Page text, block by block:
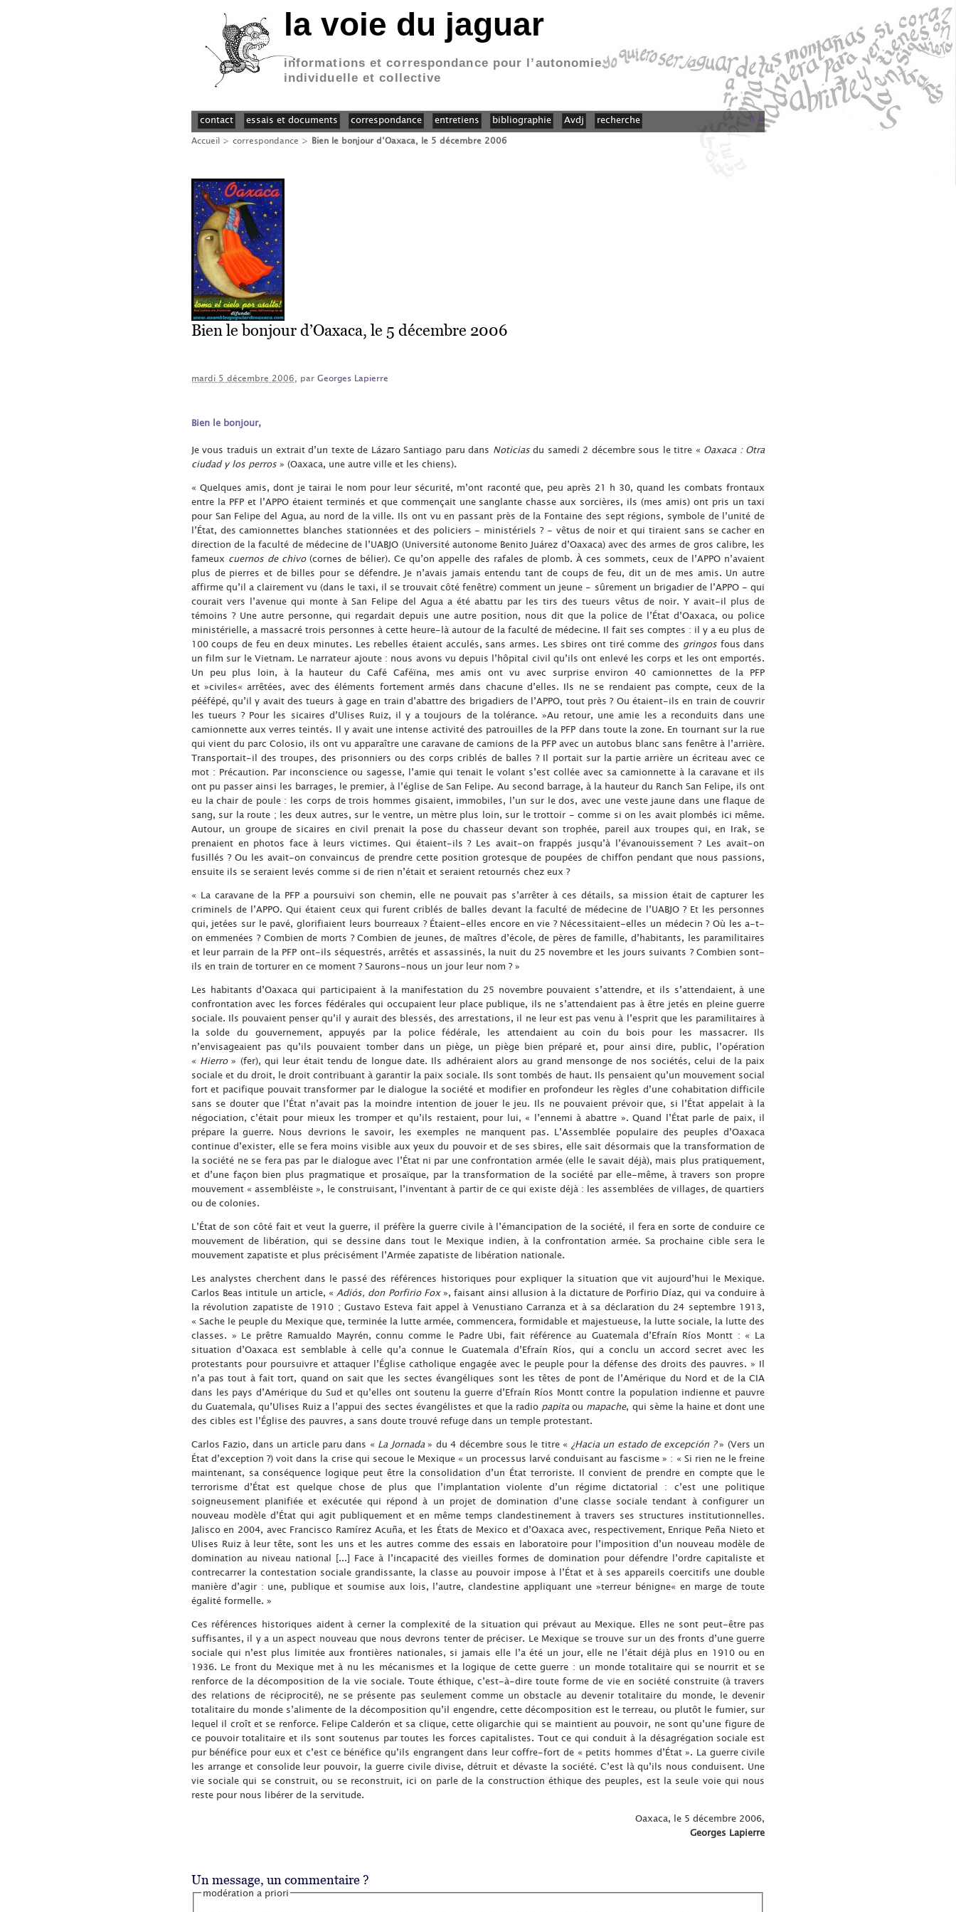
la voie du jaguar
informations et correspondance pour l’autonomie
individuelle et collective
contact essais et documents correspondance entretiens bibliographie Avdj recherche a b
Accueil> correspondance > Bien le bonjour d’Oaxaca, le 5 décembre 2006
Bien le bonjour d’Oaxaca, le 5 décembre 2006
mardi 5 décembre 2006, par Georges Lapierre
Bien le bonjour,
Je vous traduis un extrait d’un texte de Lázaro Santiago paru dans Noticiasdu samedi 2 décembre sous le titre « Oaxaca : Otra
ciudad y los perros» (Oaxaca, une autre ville et les chiens).
« Quelques amis, dont je tairai le nom pour leur sécurité, m’ont raconté que, peu après 21 h 30, quand les combats frontaux
entre la PFP et l’APPO étaient terminés et que commençait une sanglante chasse aux sorcières, ils (mes amis) ont pris un taxi
pour San Felipe del Agua, au nord de la ville. Ils ont vu en passant près de la Fontaine des sept régions, symbole de l’unité de
l’État, des camionnettes blanches stationnées et des policiers - ministériels ? - vêtus de noir et qui tiraient sans se cacher en
direction de la faculté de médecine de l’UABJO (Université autonome Benito Juárez d’Oaxaca) avec des armes de gros calibre, les
fameux cuernos de chivo(cornes de bélier). Ce qu’on appelle des rafales de plomb. À ces sommets, ceux de l’APPO n’avaient
plus de pierres et de billes pour se défendre. Je n’avais jamais entendu tant de coups de feu, dit un de mes amis. Un autre
affirme qu’il a clairement vu (dans le taxi, il se trouvait côté fenêtre) comment un jeune - sûrement un brigadier de l’APPO - qui
courait vers l’avenue qui monte à San Felipe del Agua a été abattu par les tirs des tueurs vêtus de noir. Y avait-il plus de
témoins ? Une autre personne, qui regardait depuis une autre position, nous dit que la police de l’État d’Oaxaca, ou police
ministérielle, a massacré trois personnes à cette heure-là autour de la faculté de médecine. Il fait ses comptes : il y a eu plus de
100 coups de feu en deux minutes. Les rebelles étaient acculés, sans armes. Les sbires ont tiré comme des gringosfous dans
un film sur le Vietnam. Le narrateur ajoute : nous avons vu depuis l’hôpital civil qu’ils ont enlevé les corps et les ont emportés.
Un peu plus loin, à la hauteur du Café Caféïna, mes amis ont vu avec surprise environ 40 camionnettes de la PFP
et »civiles« arrêtées, avec des éléments fortement armés dans chacune d’elles. Ils ne se rendaient pas compte, ceux de la
pééfépé, qu’il y avait des tueurs à gage en train d’abattre des brigadiers de l’APPO, tout près ? Ou étaient-ils en train de couvrir
les tueurs ? Pour les sicaires d’Ulises Ruiz, il y a toujours de la tolérance. »Au retour, une amie les a reconduits dans une
camionnette aux verres teintés. Il y avait une intense activité des patrouilles de la PFP dans toute la zone. En tournant sur la rue
qui vient du parc Colosio, ils ont vu apparaître une caravane de camions de la PFP avec un autobus blanc sans fenêtre à l’arrière.
Transportait-il des troupes, des prisonniers ou des corps criblés de balles ? Il portait sur la partie arrière un écriteau avec ce
mot : Précaution. Par inconscience ou sagesse, l’amie qui tenait le volant s’est collée avec sa camionnette à la caravane et ils
ont pu passer ainsi les barrages, le premier, à l’église de San Felipe. Au second barrage, à la hauteur du Ranch San Felipe, ils ont
eu la chair de poule : les corps de trois hommes gisaient, immobiles, l’un sur le dos, avec une veste jaune dans une flaque de
sang, sur la route ; les deux autres, sur le ventre, un mètre plus loin, sur le trottoir - comme si on les avait plombés ici même.
Autour, un groupe de sicaires en civil prenait la pose du chasseur devant son trophée, pareil aux troupes qui, en Irak, se
prenaient en photos face à leurs victimes. Qui étaient-ils ? Les avait-on frappés jusqu’à l’évanouissement ? Les avait-on
fusillés ? Ou les avait-on convaincus de prendre cette position grotesque de poupées de chiffon pendant que nous passions,
ensuite ils se seraient levés comme si de rien n’était et seraient retournés chez eux ?
« La caravane de la PFP a poursuivi son chemin, elle ne pouvait pas s’arrêter à ces détails, sa mission était de capturer les
criminels de l’APPO. Qui étaient ceux qui furent criblés de balles devant la faculté de médecine de l’UABJO ? Et les personnes
qui, jetées sur le pavé, glorifiaient leurs bourreaux ? Étaient-elles encore en vie ? Nécessitaient-elles un médecin ? Où les a-t-
on emmenées ? Combien de morts ? Combien de jeunes, de maîtres d’école, de pères de famille, d’habitants, les paramilitaires
et leur parrain de la PFP ont-ils séquestrés, arrêtés et assassinés, la nuit du 25 novembre et les jours suivants ? Combien sont-
ils en train de torturer en ce moment ? Saurons-nous un jour leur nom ? »
Les habitants d’Oaxaca qui participaient à la manifestation du 25 novembre pouvaient s’attendre, et ils s’attendaient, à une
confrontation avec les forces fédérales qui occupaient leur place publique, ils ne s’attendaient pas à être jetés en pleine guerre
sociale. Ils pouvaient penser qu’il y aurait des blessés, des arrestations, il ne leur est pas venu à l’esprit que les paramilitaires à
la solde du gouvernement, appuyés par la police fédérale, les attendaient au coin du bois pour les massacrer. Ils
n’envisageaient pas qu’ils pouvaient tomber dans un piège, un piège bien préparé et, pour ainsi dire, public, l’opération
« Hierro» (fer), qui leur était tendu de longue date. Ils adhéraient alors au grand mensonge de nos sociétés, celui de la paix
sociale et du droit, le droit contribuant à garantir la paix sociale. Ils sont tombés de haut. Ils pensaient qu’un mouvement social
fort et pacifique pouvait transformer par le dialogue la société et modifier en profondeur les règles d’une cohabitation difficile
sans se douter que l’État n’avait pas la moindre intention de jouer le jeu. Ils ne pouvaient prévoir que, si l’État appelait à la
négociation, c’était pour mieux les tromper et qu’ils restaient, pour lui, « l’ennemi à abattre ». Quand l’État parle de paix, il
prépare la guerre. Nous devrions le savoir, les exemples ne manquent pas. L’Assemblée populaire des peuples d’Oaxaca
continue d’exister, elle se fera moins visible aux yeux du pouvoir et de ses sbires, elle sait désormais que la transformation de
la société ne se fera pas par le dialogue avec l’État ni par une confrontation armée (elle le savait déjà), mais plus pratiquement,
et d’une façon bien plus pragmatique et prosaïque, par la transformation de la société par elle-même, à travers son propre
mouvement « assembléiste », le construisant, l’inventant à partir de ce qui existe déjà : les assemblées de villages, de quartiers
ou de colonies.
L’État de son côté fait et veut la guerre, il préfère la guerre civile à l’émancipation de la société, il fera en sorte de conduire ce
mouvement de libération, qui se dessine dans tout le Mexique indien, à la confrontation armée. Sa prochaine cible sera le
mouvement zapatiste et plus précisément l’Armée zapatiste de libération nationale.
Les analystes cherchent dans le passé des références historiques pour expliquer la situation que vit aujourd’hui le Mexique.
Carlos Beas intitule un article, «Adiós, don Porfirio Fox», faisant ainsi allusion à la dictature de Porfirio Díaz, qui va conduire à
la révolution zapatiste de 1910 ; Gustavo Esteva fait appel à Venustiano Carranza et à sa déclaration du 24 septembre 1913,
« Sache le peuple du Mexique que, terminée la lutte armée, commencera, formidable et majestueuse, la lutte sociale, la lutte des
classes. » Le prêtre Ramualdo Mayrén, connu comme le Padre Ubi, fait référence au Guatemala d’Efraín Ríos Montt : « La
situation d’Oaxaca est semblable à celle qu’a connue le Guatemala d’Efraín Ríos, qui a conclu un accord secret avec les
protestants pour poursuivre et attaquer l’Église catholique engagée avec le peuple pour la défense des droits des pauvres. » Il
n’a pas tout à fait tort, quand on sait que les sectes évangéliques sont les têtes de pont de l’Amérique du Nord et de la CIA
dans les pays d’Amérique du Sud et qu’elles ont soutenu la guerre d’Efraín Ríos Montt contre la population indienne et pauvre
du Guatemala, qu’Ulises Ruiz a l’appui des sectes évangélistes et que la radio papitaou mapache, qui sème la haine et dont une
des cibles est l’Église des pauvres, a sans doute trouvé refuge dans un temple protestant.
Carlos Fazio, dans un article paru dans « La Jornada» du 4 décembre sous le titre « ¿Hacia un estado de excepción ?» (Vers un
État d’exception ?) voit dans la crise qui secoue le Mexique « un processus larvé conduisant au fascisme » : « Si rien ne le freine
maintenant, sa conséquence logique peut être la consolidation d’un État terroriste. Il convient de prendre en compte que le
terrorisme d’État est quelque chose de plus que l’implantation violente d’un régime dictatorial : c’est une politique
soigneusement planifiée et exécutée qui répond à un projet de domination d’une classe sociale tendant à configurer un
nouveau modèle d’État qui agit publiquement et en même temps clandestinement à travers ses structures institutionnelles.
Jalisco en 2004, avec Francisco Ramírez Acuña, et les États de Mexico et d’Oaxaca avec, respectivement, Enrique Peña Nieto et
Ulises Ruiz à leur tête, sont les uns et les autres comme des essais en laboratoire pour l’imposition d’un nouveau modèle de
domination au niveau national [...] Face à l’incapacité des vieilles formes de domination pour défendre l’ordre capitaliste et
contrecarrer la contestation sociale grandissante, la classe au pouvoir impose à l’État et à ses appareils coercitifs une double
manière d’agir : une, publique et soumise aux lois, l’autre, clandestine appliquant une »terreur bénigne« en marge de toute
égalité formelle. »
Ces références historiques aident à cerner la complexité de la situation qui prévaut au Mexique. Elles ne sont peut-être pas
suffisantes, il y a un aspect nouveau que nous devrons tenter de préciser. Le Mexique se trouve sur un des fronts d’une guerre
sociale qui n’est plus limitée aux frontières nationales, si jamais elle l’a été un jour, elle ne l’était déjà plus en 1910 ou en
1936. Le front du Mexique met à nu les mécanismes et la logique de cette guerre : un monde totalitaire qui se nourrit et se
renforce de la décomposition de la vie sociale. Toute éthique, c’est-à-dire toute forme de vie en société construite (à travers
des relations de réciprocité), ne se présente pas seulement comme un obstacle au devenir totalitaire du monde, le devenir
totalitaire du monde s’alimente de la décomposition qu’il engendre, cette décomposition est le terreau, ou plutôt le fumier, sur
lequel il croît et se renforce. Felipe Calderón et sa clique, cette oligarchie qui se maintient au pouvoir, ne sont qu’une figure de
ce pouvoir totalitaire et ils sont soutenus par toutes les forces capitalistes. Tout ce qui conduit à la désagrégation sociale est
pur bénéfice pour eux et c’est ce bénéfice qu’ils engrangent dans leur coffre-fort de « petits hommes d’État ». La guerre civile
les arrange et consolide leur pouvoir, la guerre civile divise, détruit et dévaste la société. C’est là qu’ils nous conduisent. Une
vie sociale qui se construit, ou se reconstruit, ici on parle de la construction éthique des peuples, est la seule voie qui nous
reste pour nous libérer de la servitude.
Oaxaca, le 5 décembre 2006,
Georges Lapierre
Un message, un commentaire ?
modération a priori